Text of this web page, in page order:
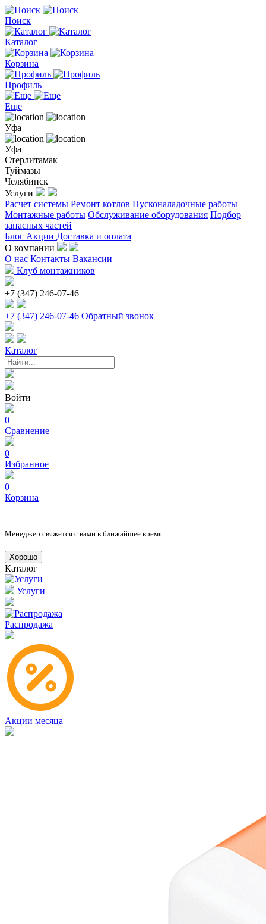
Поиск
Каталог
Корзина
Профиль
Еще
Уфа
Уфа
Стерлитамак
Туймазы
Челябинск
Услуги
Расчет системы Ремонт котлов Пусконаладочные работы
Монтажные работы Обслуживание оборудования Подбор
запасных частей
Блог Акции Доставка и оплата
О компании
О нас Контакты Вакансии
Клуб монтажников
+7 (347) 246-07-46
+7 (347) 246-07-46 Обратный звонок
Каталог
Войти
0
Сравнение
0
Избранное
0
Корзина
Менеджер свяжется с вами в ближайшее время
Хорошо
Каталог
Услуги
Распродажа
Акции месяца